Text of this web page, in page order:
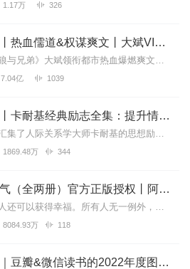
1.17万 326
大魏读书人丨热血儒道&权谋爽文丨大斌VIP免费
新书力荐：《狼与兄弟》大斌领衔都市热血爆燃爽文，点击进入新书力荐:《不让江山》搞笑&热血，梗多多&车速快，点击进入内容简介武昌一年。大魏王朝，女帝登基，日月当...
7.04亿 1039
人性的弱点丨卡耐基经典励志全集：提升情商和沟通技巧
本套系专辑，汇集了人际关系学大师卡耐基的思想励志精华，收录《人性的弱点》《人性的优点》《语言的突破》《美好的人生》《快乐的人生》等所有经典！是卡耐基的经典合辑，...
1869.48万 344
被讨厌的勇气（全两册）官方正版授权丨阿德勒心理学畅销经典｜幸福的勇气
人可以改变，人还可以获得幸福。所有人无一例外，都能如此。——阿德勒心理学一名深陷自卑、无能与不幸福的青年，听到了一名哲人主张的“世界无比单纯，人人都能幸福”便来...
8084.93万 118
纳瓦尔宝典｜豆瓣&微信读书的2022年度图书|从白手起家到财务自由